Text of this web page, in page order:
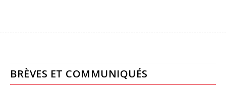
BRÈVES ET COMMUNIQUÉS